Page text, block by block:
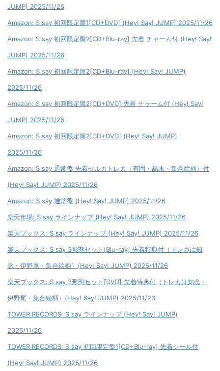
JUMP) 2025/11/26
Amazon: S say 初回限定盤1[CD+DVD] (Hey! Say! JUMP) 2025/11/26
Amazon: S say 初回限定盤2[CD+Blu-ray] 先着 チャーム付 (Hey! Say!
JUMP) 2025/11/26
Amazon: S say 初回限定盤2[CD+Blu-ray] (Hey! Say! JUMP)
2025/11/26
Amazon: S say 初回限定盤2[CD+DVD] 先着 チャーム付 (Hey! Say!
JUMP) 2025/11/26
Amazon: S say 初回限定盤2[CD+DVD] (Hey! Say! JUMP)
2025/11/26
Amazon: S say 通常盤 先着セルカトレカ（有岡・髙木・集合絵柄）付
(Hey! Say! JUMP) 2025/11/26
Amazon: S say 通常盤 (Hey! Say! JUMP) 2025/11/26
楽天市場: S say ラインナップ (Hey! Say! JUMP) 2025/11/26
楽天ブックス: S say ラインナップ (Hey! Say! JUMP) 2025/11/26
楽天ブックス: S say 3形態セット[Blu-ray] 先着特典付（トレカは知
念・伊野尾・集合絵柄）(Hey! Say! JUMP) 2025/11/26
楽天ブックス: S say 3形態セット[DVD] 先着特典付（トレカは知念・
伊野尾・集合絵柄）(Hey! Say! JUMP) 2025/11/26
TOWER RECORDS: S say ラインナップ (Hey! Say! JUMP)
2025/11/26
TOWER RECORDS: S say 初回限定盤1[CD+Blu-ray] 先着シール付
(Hey! Say! JUMP) 2025/11/26